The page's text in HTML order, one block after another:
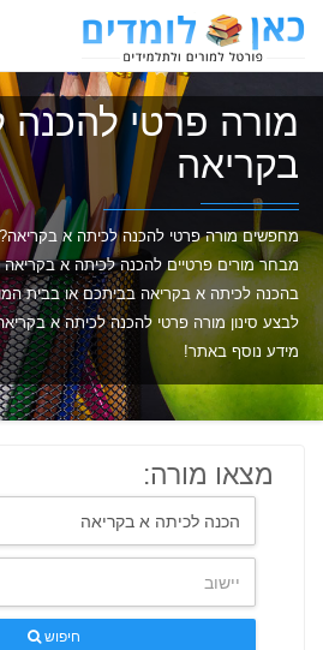
מורה פרטי להכנה
בקריאה
מחפשים מורה פרטי להכנה לכיתה א
מבחר מורים פרטיים להכנה לכיתה א בקריאה
בהכנה לכיתה א בקריאה בביתכם או בבית
לבצע סינון מורה פרטי להכנה לכיתה א בקריאה
מידע נוסף באתר!
מצאו מורה:
חיפוש